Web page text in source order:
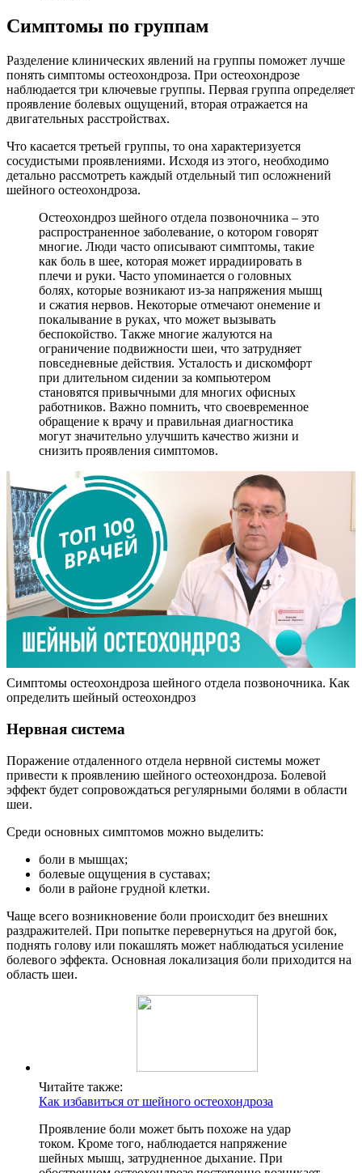
Симптомы по группам
Разделение клинических явлений на группы поможет лучше
понять симптомы остеохондроза. При остеохондрозе
наблюдается три ключевые группы. Первая группа определяет
проявление болевых ощущений, вторая отражается на
двигательных расстройствах.
Что касается третьей группы, то она характеризуется
сосудистыми проявлениями. Исходя из этого, необходимо
детально рассмотреть каждый отдельный тип осложнений
шейного остеохондроза.
Остеохондроз шейного отдела позвоночника – это
распространенное заболевание, о котором говорят
многие. Люди часто описывают симптомы, такие
как боль в шее, которая может иррадиировать в
плечи и руки. Часто упоминается о головных
болях, которые возникают из-за напряжения мышц
и сжатия нервов. Некоторые отмечают онемение и
покалывание в руках, что может вызывать
беспокойство. Также многие жалуются на
ограничение подвижности шеи, что затрудняет
повседневные действия. Усталость и дискомфорт
при длительном сидении за компьютером
становятся привычными для многих офисных
работников. Важно помнить, что своевременное
обращение к врачу и правильная диагностика
могут значительно улучшить качество жизни и
снизить проявления симптомов.
Симптомы остеохондроза шейного отдела позвоночника. Как
определить шейный остеохондроз
Нервная система
Поражение отдаленного отдела нервной системы может
привести к проявлению шейного остеохондроза. Болевой
эффект будет сопровождаться регулярными болями в области
шеи.
Среди основных симптомов можно выделить:
боли в мышцах;
болевые ощущения в суставах;
боли в районе грудной клетки.
Чаще всего возникновение боли происходит без внешних
раздражителей. При попытке перевернуться на другой бок,
поднять голову или покашлять может наблюдаться усиление
болевого эффекта. Основная локализация боли приходится на
область шеи.
Читайте также:
Как избавиться от шейного остеохондроза
Проявление боли может быть похоже на удар
током. Кроме того, наблюдается напряжение
шейных мышц, затрудненное дыхание. При